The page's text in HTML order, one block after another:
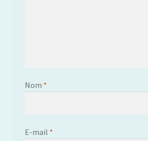
Nom *
E-mail *